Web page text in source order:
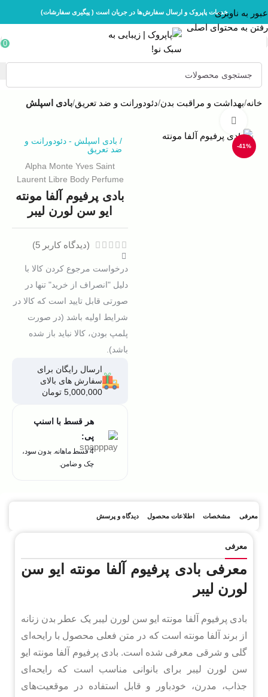
عبور به ناوبری
رفتن به محتوای اصلی
خدمات پاپروک و ارسال سفارش‌ها در جریان است ( پیگیری سفارشات)
0
خانه بهداشت و مراقبت بدن دئودورانت و ضد تعریق بادی اسپلش
-41%
/ بادی اسپلش - دئودورانت و
ضد تعریق
Alpha Monte Yves Saint
Laurent Libre Body Perfume
بادی پرفیوم آلفا مونته
ایو سن لورن لیبر
(دیدگاه کاربر 5
)
درخواست مرجوع کردن کالا با
دلیل "انصراف از خرید" تنها در
صورتی قابل تایید است که کالا در
شرایط اولیه باشد (در صورت
پلمپ بودن، کالا نباید باز شده
باشد).
ارسال رایگان برای
سفارش های بالای
5,000,000 تومان
هر قسط با اسنپ
پی:
4 قسط ماهانه. بدون سود،
چک و ضامن.
معرفی مشخصات اطلاعات محصول دیدگاه و پرسش
معرفی
معرفی بادی پرفیوم آلفا مونته ایو سن
لورن لیبر
بادی پرفیوم آلفا مونته ایو سن لورن لیبر یک عطر بدن زنانه
از برند آلفا مونته است که در متن فعلی محصول با رایحه‌ای
گلی و شرقی معرفی شده است. بادی پرفیوم آلفا مونته ایو
سن لورن لیبر برای بانوانی مناسب است که رایحه‌ای
جذاب، مدرن، خودباور و قابل استفاده در موقعیت‌های